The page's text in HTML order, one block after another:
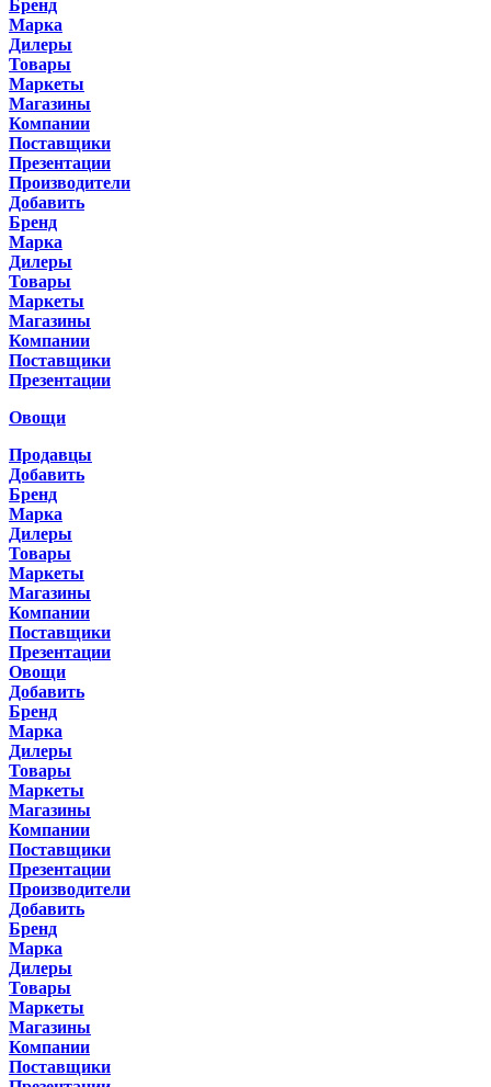
Бренд
Марка
Дилеры
Товары
Маркеты
Магазины
Компании
Поставщики
Презентации
Производители
Добавить
Бренд
Марка
Дилеры
Товары
Маркеты
Магазины
Компании
Поставщики
Презентации
Овощи
Продавцы
Добавить
Бренд
Марка
Дилеры
Товары
Маркеты
Магазины
Компании
Поставщики
Презентации
Овощи
Добавить
Бренд
Марка
Дилеры
Товары
Маркеты
Магазины
Компании
Поставщики
Презентации
Производители
Добавить
Бренд
Марка
Дилеры
Товары
Маркеты
Магазины
Компании
Поставщики